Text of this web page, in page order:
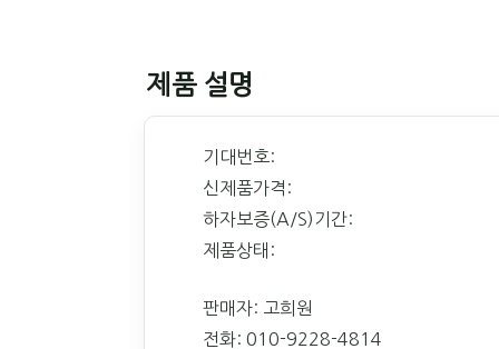
제품 설명
기대번호:
신제품가격:
하자보증(A/S)기간:
제품상태:
판매자: 고희원
전화: 010-9228-4814